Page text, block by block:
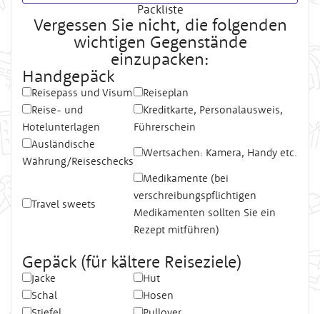
Packliste
Vergessen Sie nicht, die folgenden
wichtigen Gegenstände
einzupacken:
Handgepäck
Reisepass und Visum
Reiseplan
Reise- und
Hotelunterlagen
Kreditkarte, Personalausweis,
Führerschein
Ausländische
Währung/Reiseschecks
Wertsachen: Kamera, Handy etc.
Travel sweets
Medikamente (bei
verschreibungspflichtigen
Medikamenten sollten Sie ein
Rezept mitführen)
Gepäck (für kältere Reiseziele)
Jacke
Hut
Schal
Hosen